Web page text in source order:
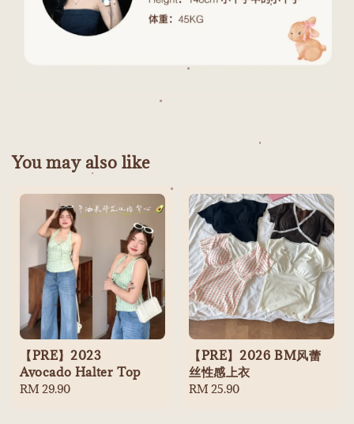
You may also like
【PRE】2023
Avocado Halter Top
Regular
RM 29.90
【PRE】2026 BM风蕾
丝性感上衣
Regular
RM 25.90